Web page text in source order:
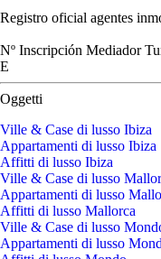
Registro oficial agentes
Nº Inscripción Mediador
E
Oggetti
Ville & Case di lusso Ibiza
Appartamenti di lusso Ibiza
Affitti di lusso Ibiza
Ville & Case di lusso
Appartamenti di lusso
Affitti di lusso Mallorca
Ville & Case di lusso
Appartamenti di lusso